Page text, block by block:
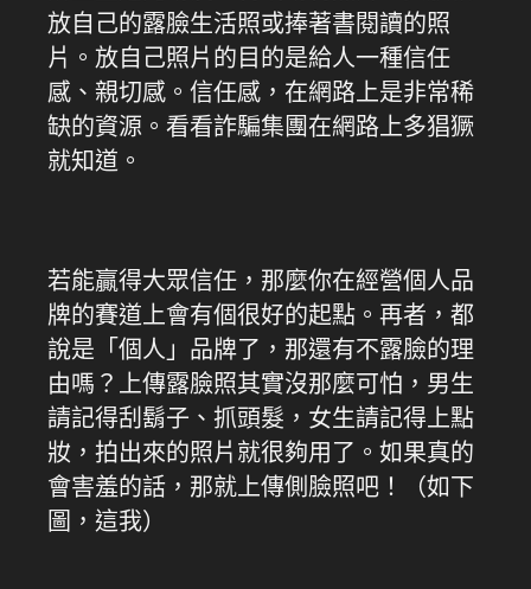
放自己的露臉生活照或捧著書閱讀的照
片。放自己照片的目的是給人一種信任
感、親切感。信任感，在網路上是非常稀
缺的資源。看看詐騙集團在網路上多猖獗
就知道。
若能贏得大眾信任，那麼你在經營個人品
牌的賽道上會有個很好的起點。再者，都
說是「個人」品牌了，那還有不露臉的理
由嗎？上傳露臉照其實沒那麼可怕，男生
請記得刮鬍子、抓頭髮，女生請記得上點
妝，拍出來的照片就很夠用了。如果真的
會害羞的話，那就上傳側臉照吧！（如下
圖，這我）